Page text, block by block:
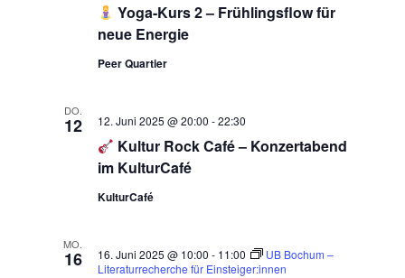
Yoga-Kurs 2 – Frühlingsflow für
neue Energie
Peer Quartier
DO.
12
Kultur Rock Café – Konzertabend
im KulturCafé
12. Juni 2025 @ 20:00 -22:30
KulturCafé
MO.
16 16. Juni 2025 @ 10:00 - 11:00
UB Bochum –
Literaturrecherche für Einsteiger:innen